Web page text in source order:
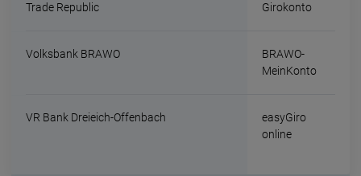
Trade Republic Girokonto
Volksbank BRAWO
BRAWO-
MeinKonto
VR Bank Dreieich-Offenbach
easyGiro
online